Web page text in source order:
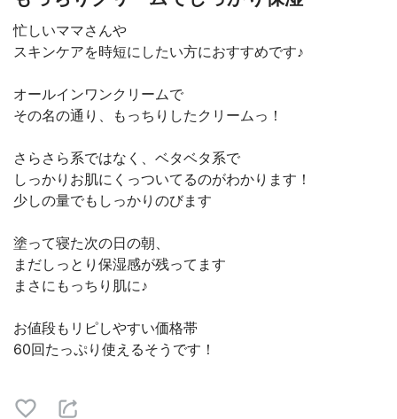
忙しいママさんや
スキンケアを時短にしたい方におすすめです♪
オールインワンクリームで
その名の通り、もっちりしたクリームっ！
さらさら系ではなく、ベタベタ系で
しっかりお肌にくっついてるのがわかります！
少しの量でもしっかりのびます
塗って寝た次の日の朝、
まだしっとり保湿感が残ってます
まさにもっちり肌に♪
お値段もリピしやすい価格帯
60回たっぷり使えるそうです！